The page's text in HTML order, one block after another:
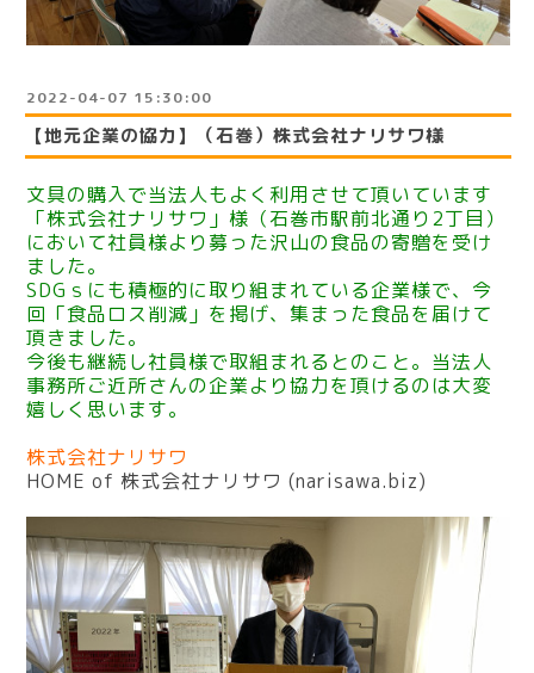
2022-04-07 15:30:00
【地元企業の協力】（石巻）株式会社ナリサワ様
文具の購入で当法人もよく利用させて頂いています
「株式会社ナリサワ」様（石巻市駅前北通り2丁目）
において社員様より募った沢山の食品の寄贈を受け
ました。
SDGｓにも積極的に取り組まれている企業様で、今
回「食品ロス削減」を掲げ、集まった食品を届けて
頂きました。
今後も継続し社員様で取組まれるとのこと。当法人
事務所ご近所さんの企業より協力を頂けるのは大変
嬉しく思います。
株式会社ナリサワ
HOME of 株式会社ナリサワ (narisawa.biz)